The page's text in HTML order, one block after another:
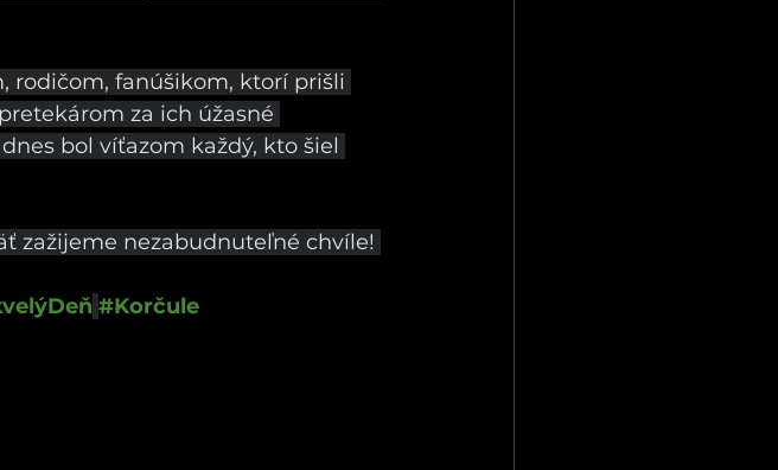
rodičom, fanúšikom, ktorí prišli
za ich úžasné
bol víťazom každý, kto šiel
zažijeme nezabudnuteľné chvíle!
#Korčule